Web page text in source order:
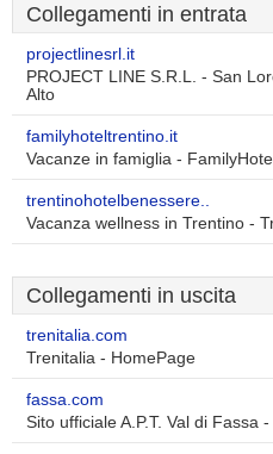
Collegamenti in entrata
projectlinesrl.it
PROJECT LINE S.R.L. - San
Alto
familyhoteltrentino.it
Vacanze in famiglia -
trentinohotelbenessere..
Vacanza wellness in Trentino -
Collegamenti in uscita
trenitalia.com
Trenitalia - HomePage
fassa.com
Sito ufficiale A.P.T. Val di Fassa